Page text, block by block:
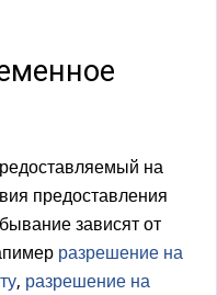
на
предоставления
зависят от
разрешение на
, разрешение на